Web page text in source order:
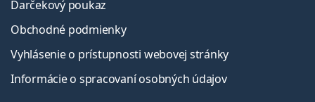
Darčekový poukaz
Obchodné podmienky
Vyhlásenie o prístupnosti webovej stránky
Informácie o spracovaní osobných údajov